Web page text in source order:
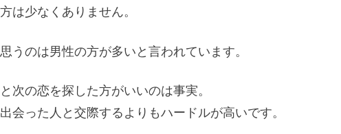
は少なくありません。
うのは男性の方が多いと言われています。
次の恋を探した方がいいのは事実。
会った人と交際するよりもハードルが高いです。